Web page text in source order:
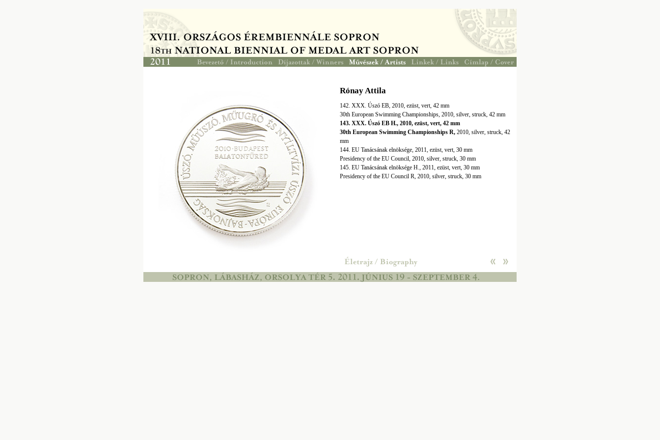
Rónay Attila
142. XXX. Úszó EB, 2010, ezüst, vert, 42 mm
30th European Swimming Championships, 2010, silver, struck, 42 mm
143. XXX. Úszó EB H., 2010, ezüst, vert, 42 mm
30th European Swimming Championships R, 2010, silver, struck, 42
mm
144. EU Tanácsának elnöksége, 2011, ezüst, vert, 30 mm
Presidency of the EU Council, 2010, silver, struck, 30 mm
145. EU Tanácsának elnöksége H., 2011, ezüst, vert, 30 mm
Presidency of the EU Council R, 2010, silver, struck, 30 mm